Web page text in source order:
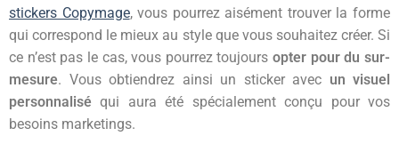
stickers Copymage, vous pourrez aisément trouver la forme
qui correspond le mieux au style que vous souhaitez créer. Si
ce n’est pas le cas, vous pourrez toujoursopter pour du sur-
mesure. Vous obtiendrez ainsi un sticker avec un visuel
personnalisé qui aura été spécialement conçu pour vos
besoins marketings.